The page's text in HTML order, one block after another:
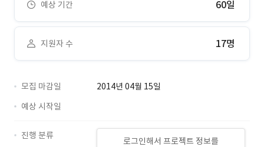
예상 기간 60일
지원자 수 17명
모집 마감일
2014년 04월 15일
예상 시작일
로그인해서 프로젝트 정보를
진행 분류